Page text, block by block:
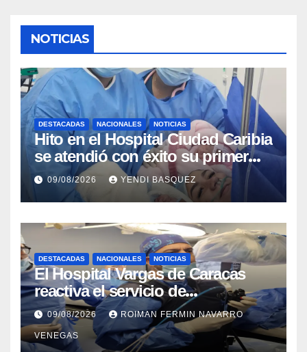
NOTICIAS
DESTACADAS NACIONALES NOTICIAS
Hito en el Hospital Ciudad Caribia
se atendió con éxito su primer
parto gemelar
09/08/2026 YENDI BASQUEZ
DESTACADAS NACIONALES NOTICIAS
El Hospital Vargas de Caracas
reactiva el servicio de
Colangiopancreatografía
Retrógrada Endoscópica para
beneficiar a cientos de pacientes
09/08/2026 ROIMAN FERMIN NAVARRO
VENEGAS